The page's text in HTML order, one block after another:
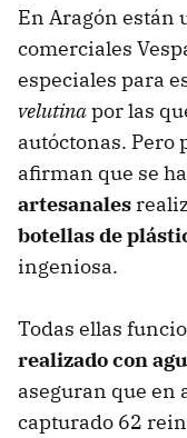
En Aragón están
comerciales
especiales para
velutinapor las
autóctonas. Pero
afirman que se
artesanales
botellas de
ingeniosa.
Todas ellas
realizado con
aseguran que en
capturado 62